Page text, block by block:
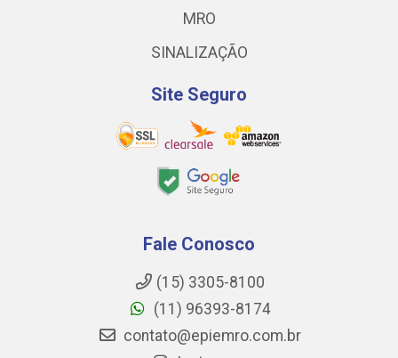
MRO
SINALIZAÇÃO
Site Seguro
Fale Conosco
(15) 3305-8100
(11) 96393-8174
contato@epiemro.com.br